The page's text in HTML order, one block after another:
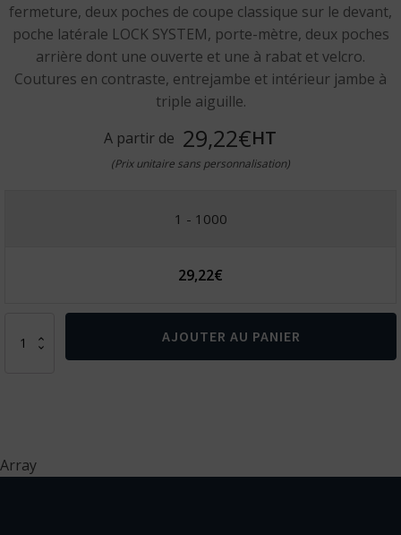
fermeture, deux poches de coupe classique sur le devant,
poche latérale LOCK SYSTEM, porte-mètre, deux poches
arrière dont une ouverte et une à rabat et velcro.
Coutures en contraste, entrejambe et intérieur jambe à
triple aiguille.
A partir de 29,22€HT
(Prix unitaire sans personnalisation)
1 - 1000
29,22€
AJOUTER AU PANIER
Array